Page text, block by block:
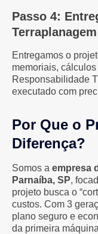
Passo 4:
Terraplanagem
Entregamos o
memoriais,
Responsabilidade
executado com
Por Que o
Diferença?
Somos a empresa
Parnaíba, SP,
projeto busca o
custos. Com 3
plano seguro e
da primeira